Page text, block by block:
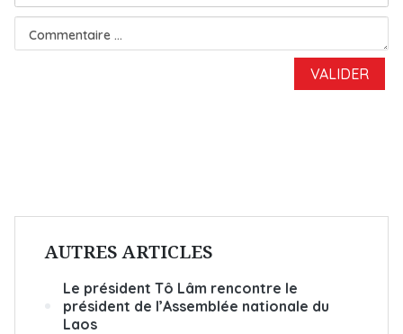
AUTRES ARTICLES
Le président Tô Lâm rencontre le
président de l’Assemblée nationale du
Laos